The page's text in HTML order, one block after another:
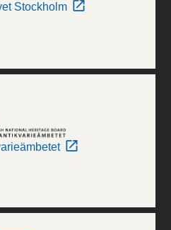
Stockholm